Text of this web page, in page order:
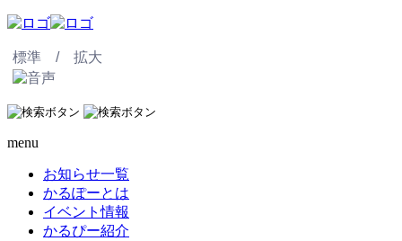
標準 / 拡大
menu
お知らせ一覧
かるぽーとは
イベント情報
かるぴー紹介